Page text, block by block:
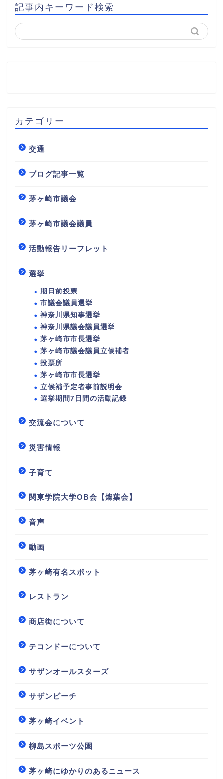
記事内キーワード検索
カテゴリー
交通
ブログ記事一覧
茅ヶ崎市議会
茅ヶ崎市議会議員
活動報告リーフレット
選挙
期日前投票
市議会議員選挙
神奈川県知事選挙
神奈川県議会議員選挙
茅ヶ崎市市長選挙
茅ヶ崎市議会議員立候補者
投票所
茅ヶ崎市市長選挙
立候補予定者事前説明会
選挙期間7日間の活動記録
交流会について
災害情報
子育て
関東学院大学OB会【燦葉会】
音声
動画
茅ヶ崎有名スポット
レストラン
商店街について
テコンドーについて
サザンオールスターズ
サザンビーチ
茅ヶ崎イベント
柳島スポーツ公園
茅ヶ崎にゆかりのあるニュース